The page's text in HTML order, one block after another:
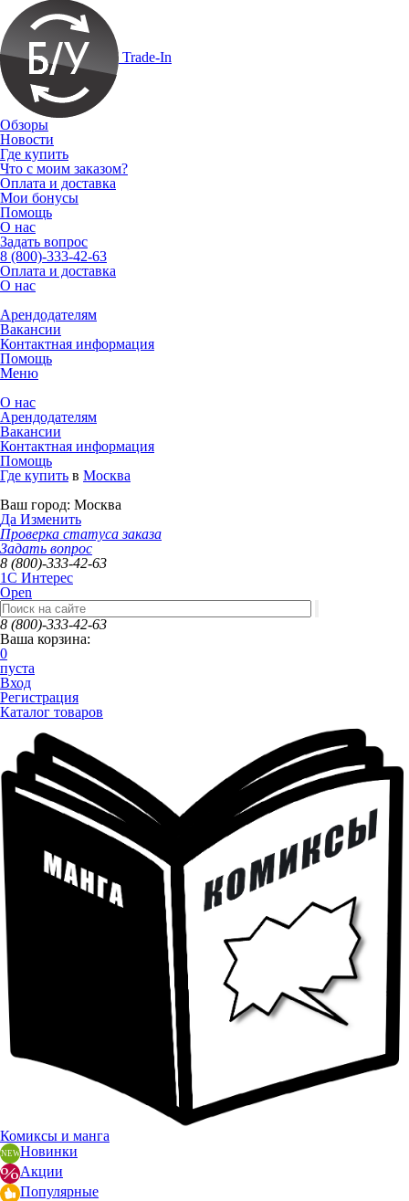
Trade-In
Обзоры
Новости
Где купить
Что с моим заказом?
Оплата и доставка
Мои бонусы
Помощь
О нас
Задать вопрос
8 (800)-333-42-63
Оплата и доставка
О нас
Арендодателям
Вакансии
Контактная информация
Помощь
Меню
О нас
Арендодателям
Вакансии
Контактная информация
Помощь
Где купить в Москва
Ваш город: Москва
Да Изменить
Проверка статуса заказа
Задать вопрос
8 (800)-333-42-63
1C Интерес
Open
8 (800)-333-42-63
Ваша корзина:
0
пуста
Вход
Регистрация
Каталог товаров
Комиксы и манга
Новинки
Акции
Популярные